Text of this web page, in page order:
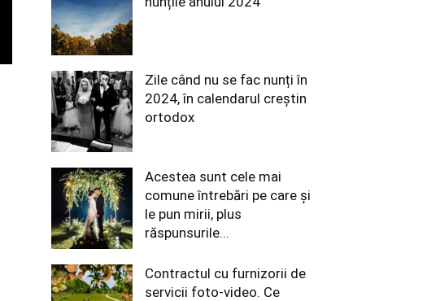
Zile când nu se fac nunți în
2024, în calendarul creștin
ortodox
Acestea sunt cele mai
comune întrebări pe care și
le pun mirii, plus
răspunsurile...
Contractul cu furnizorii de
servicii foto-video. Ce